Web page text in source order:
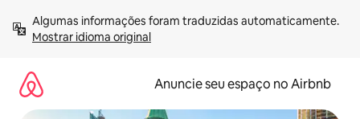
para
Mostrar idioma original
Anuncie seu espaço no Airbnb